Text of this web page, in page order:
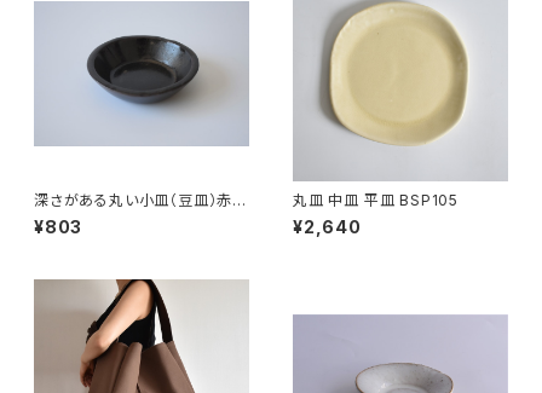
深さがある丸い小皿（豆皿）赤土
×錆釉
¥803
丸皿 中皿 平皿 BSP105
¥2,640